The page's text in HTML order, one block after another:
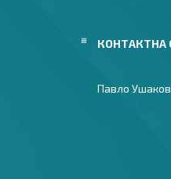
Павло Ушаков